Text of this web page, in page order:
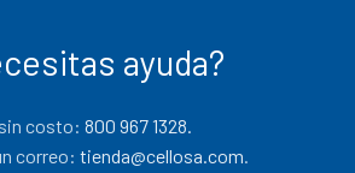
ayuda?
costo:800 967 1328.
correo:tienda@cellosa.com.